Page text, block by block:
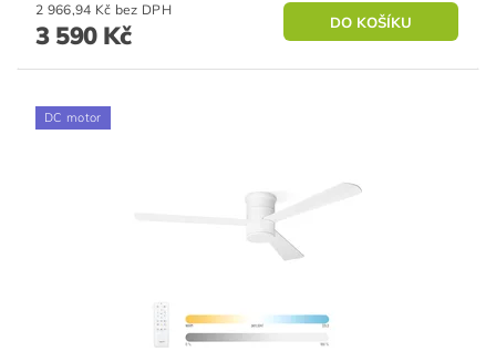
2 966,94 Kč bez DPH
3 590 Kč
DC motor